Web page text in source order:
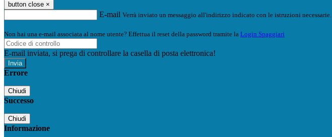
button close ×
E-mail Verrà inviato un messaggio all'indirizzo indicato con le istruzioni necessarie.
Non hai una e-mail associata al nome utente? Effettua il reset della password tramite la Login Spaggiari
E-mail inviata, si prega di controllare la casella di posta elettronica!
Errore
Chiudi
Successo
Chiudi
Informazione